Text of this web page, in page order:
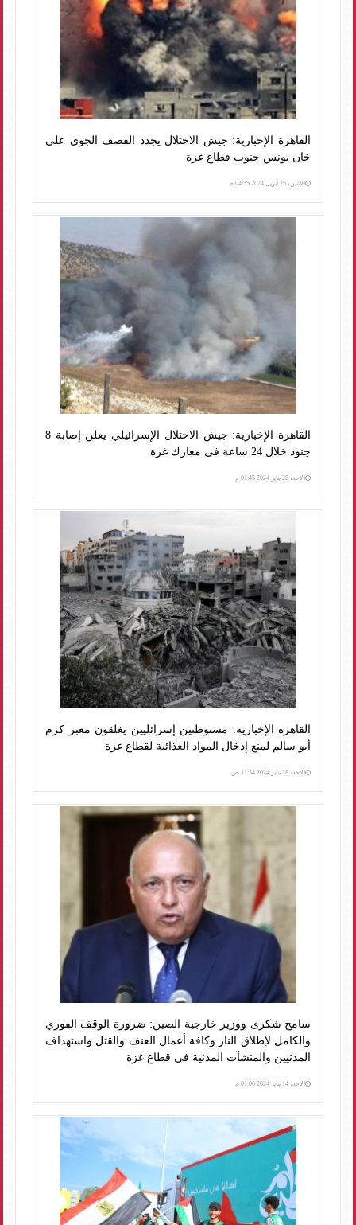
القاهرة الإخبارية: جيش الاحتلال يجدد القصف الجوى على
خان يونس جنوب قطاع غزة
الإثنين، 15 أبريل 2024 04:55 م
القاهرة الإخبارية: جيش الاحتلال الإسرائيلي يعلن إصابة 8
جنود خلال 24 ساعة فى معارك غزة
الأحد، 28 يناير 2024 01:45 م
القاهرة الإخبارية: مستوطنين إسرائليين يغلقون معبر كرم
أبو سالم لمنع إدخال المواد الغذائية لقطاع غزة
الأحد، 28 يناير 2024 11:34 ص
سامح شكرى ووزير خارجية الصين: ضرورة الوقف الفوري
والكامل لإطلاق النار وكافة أعمال العنف والقتل واستهداف
المدنيين والمنشآت المدنية فى قطاع غزة
الأحد، 14 يناير 2024 01:06 م